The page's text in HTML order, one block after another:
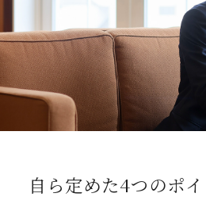
自ら定めた4つのポ